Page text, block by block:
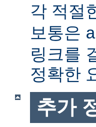
각 적절
보통은
링크를
정확한
추가